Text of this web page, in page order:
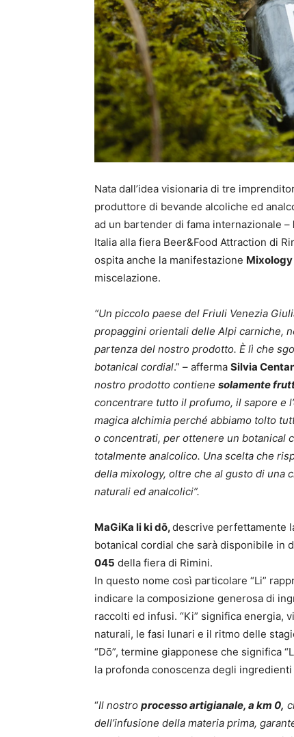
Nata dall’idea visionaria di tre
produttore di bevande alcoliche ed
ad un bartender di fama internazionale –
Italia alla fiera Beer&Food Attraction di
ospita anche la manifestazione
miscelazione.
“Un piccolo paese del Friuli Venezia
propaggini orientali delle Alpi carniche,
partenza del nostro prodotto. È lì che
botanical cordial.” – afferma Silvia
nostro prodotto contiene solamente
concentrare tutto il profumo, il sapore e
magica alchimia perché abbiamo tolto
o concentrati, per ottenere un botanical
totalmente analcolico. Una scelta che
della mixology, oltre che al gusto di una
naturali ed analcolici”.
MaGiKa li ki dō,descrive perfettamente
botanical cordial che sarà disponibile in
045 della fiera di Rimini.
In questo nome così particolare “Li”
indicare la composizione generosa di
raccolti ed infusi. “Ki” significa energia,
naturali, le fasi lunari e il ritmo delle
“Dō”, termine giapponese che significa
la profonda conoscenza degli
“Il nostro processo artigianale, a km 0,
dell’infusione della materia prima,